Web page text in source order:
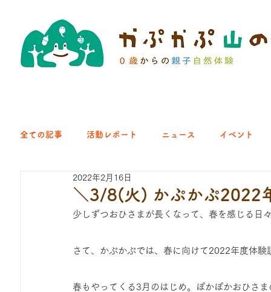
全ての記事 活動レポート ニュース イベント
クラブ｜くらす森
＼3/8(火) かぷかぷ2022
2022年2月16日
少しずつおひさまが長くなって、春を感じる日
さて、かぷかぷでは、春に向けて2022年度体験
春もやってくる3月のはじめ。ぽかぽかおひさま